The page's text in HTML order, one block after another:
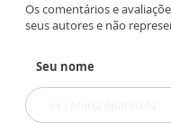
Os comentários e
seus autores e não
Seu nome